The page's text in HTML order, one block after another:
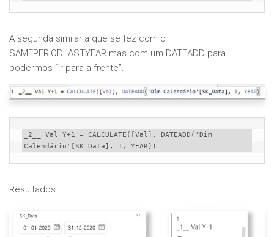
A segunda similar à que se fez com o
SAMEPERIODLASTYEAR mas com um DATEADD para
podermos “ir para a frente”.
_2__ Val Y+1 = CALCULATE([Val], DATEADD('Dim
Calendário'[SK_Data], 1, YEAR))
Resultados: